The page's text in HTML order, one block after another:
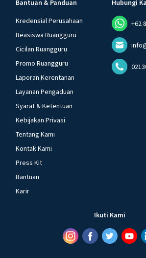
Bantuan & Panduan
Kredensial Perusahaan
Beasiswa Ruangguru
Cicilan Ruangguru
Promo Ruangguru
Laporan Kerentanan
Layanan Pengaduan
Syarat & Ketentuan
Kebijakan Privasi
Tentang Kami
Kontak Kami
Press Kit
Bantuan
Karir
Hubungi
+62
Ikuti Kami